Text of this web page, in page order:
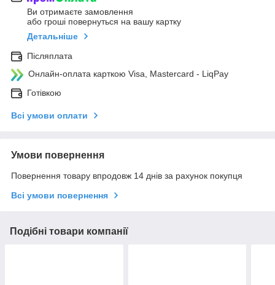
Ви отримаєте замовлення
або гроші повернуться на вашу картку
Детальніше
Післяплата
Онлайн-оплата карткою Visa, Mastercard - LiqPay
Готівкою
Всі умови оплати
Умови повернення
Повернення товару впродовж 14 днів за рахунок покупця
Всі умови повернення
Подібні товари компанії